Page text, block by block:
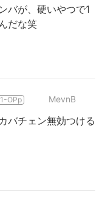
バが、硬いやつで1
だな笑
OPp MevnB
バチェン無効つける